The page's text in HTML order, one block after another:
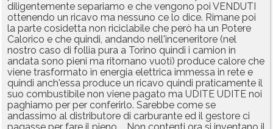
diligentemente separiamo e che vengono poi VENDUTI
ottenendo un ricavo ma nessuno ce lo dice. Rimane poi
la parte cosidetta non riciclabile che però ha un Potere
Calorico e che quindi, andando nell'inceneritore (nel
nostro caso di follia pura a Torino quindi i camion in
andata sono pieni ma ritornano vuoti) produce calore che
viene trasformato in energia elettrica immessa in rete e
quindi anch'essa produce un ricavo quindi praticamente il
suo combustibile non viene pagato ma UDITE UDITE noi
paghiamo per per conferirlo. Sarebbe come se
andassimo al distributore di carburante ed il gestore ci